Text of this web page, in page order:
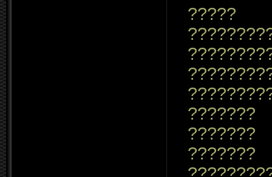
?????
???????
???????
???????